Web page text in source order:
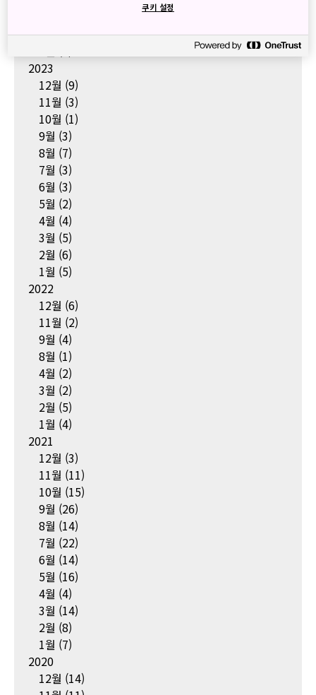
2월(6)
2023
12월 (9)
11월 (3)
10월 (1)
9월 (3)
8월 (7)
7월 (3)
6월 (3)
5월 (2)
4월 (4)
3월 (5)
2월 (6)
1월 (5)
2022
12월 (6)
11월 (2)
9월 (4)
8월 (1)
4월 (2)
3월 (2)
2월 (5)
1월 (4)
2021
12월 (3)
11월 (11)
10월 (15)
9월 (26)
8월 (14)
7월 (22)
6월 (14)
5월 (16)
4월 (4)
3월 (14)
2월 (8)
1월 (7)
2020
12월 (14)
쿠키 설정